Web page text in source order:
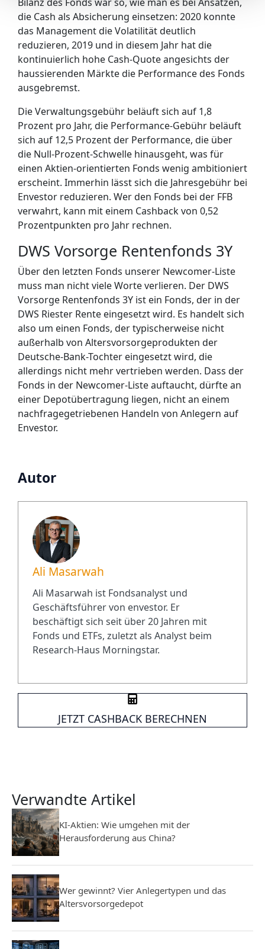
die Cash als Absicherung einsetzen: 2020 konnte
das Management die Volatilität deutlich
reduzieren, 2019 und in diesem Jahr hat die
kontinuierlich hohe Cash-Quote angesichts der
haussierenden Märkte die Performance des Fonds
ausgebremst.
Die Verwaltungsgebühr beläuft sich auf 1,8
Prozent pro Jahr, die Performance-Gebühr beläuft
sich auf 12,5 Prozent der Performance, die über
die Null-Prozent-Schwelle hinausgeht, was für
einen Aktien-orientierten Fonds wenig ambitioniert
erscheint. Immerhin lässt sich die Jahresgebühr bei
Envestor reduzieren. Wer den Fonds bei der FFB
verwahrt, kann mit einem Cashback von 0,52
Prozentpunkten pro Jahr rechnen.
DWS Vorsorge Rentenfonds 3Y
Über den letzten Fonds unserer Newcomer-Liste
muss man nicht viele Worte verlieren. Der DWS
Vorsorge Rentenfonds 3Y ist ein Fonds, der in der
DWS Riester Rente eingesetzt wird. Es handelt sich
also um einen Fonds, der typischerweise nicht
außerhalb von Altersvorsorgeprodukten der
Deutsche-Bank-Tochter eingesetzt wird, die
allerdings nicht mehr vertrieben werden. Dass der
Fonds in der Newcomer-Liste auftaucht, dürfte an
einer Depotübertragung liegen, nicht an einem
nachfragegetriebenen Handeln von Anlegern auf
Envestor.
Autor
Ali Masarwah
Ali Masarwah ist Fondsanalyst und
Geschäftsführer von envestor. Er
beschäftigt sich seit über 20 Jahren mit
Fonds und ETFs, zuletzt als Analyst beim
Research-Haus Morningstar.
JETZT CASHBACK BERECHNEN
Verwandte Artikel
KI-Aktien: Wie umgehen mit der
Herausforderung aus China?
Wer gewinnt? Vier Anlegertypen und das
Altersvorsorgedepot